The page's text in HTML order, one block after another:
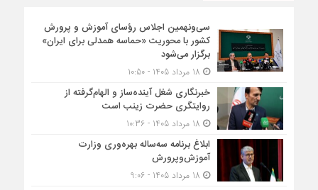
سی‌ونهمین اجلاس رؤسای آموزش و پرورش
کشور با محوریت «حماسه همدلی برای ایران»
برگزار می‌شود
خبرنگاری شغل آینده‌ساز و الهام‌گرفته از
روایتگری حضرت زینب است
ابلاغ برنامه سه‌ساله بهره‌وری وزارت
آموزش‌وپرورش